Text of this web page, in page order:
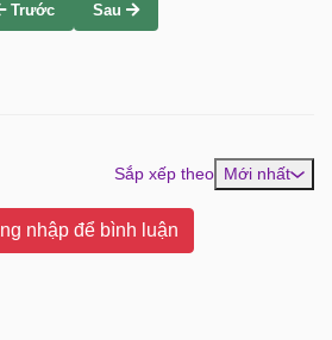
Trước Sau
Sắp xếp theo Mới nhất
nhập để bình luận